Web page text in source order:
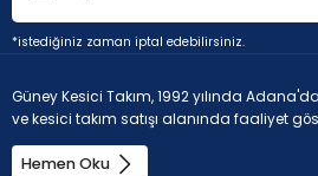
P - Çelik ve dökme çelikler (Alaşım
*istediğiniz zaman iptal edebilirsiniz.
Güney Kesici Takım, 1992 yılında
ve kesici takım satışı alanında faaliyet
Hemen Oku